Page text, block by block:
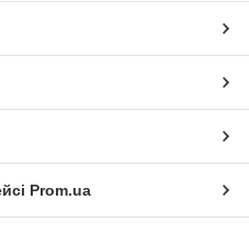
Prom.ua